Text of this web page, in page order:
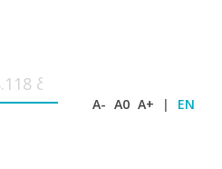
A- A0 A+ | EN